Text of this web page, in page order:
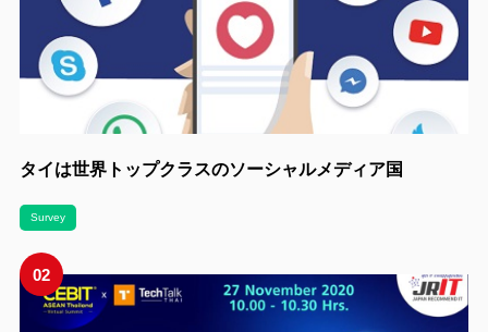
タイは世界トップクラスのソーシャルメディア国
Survey
02